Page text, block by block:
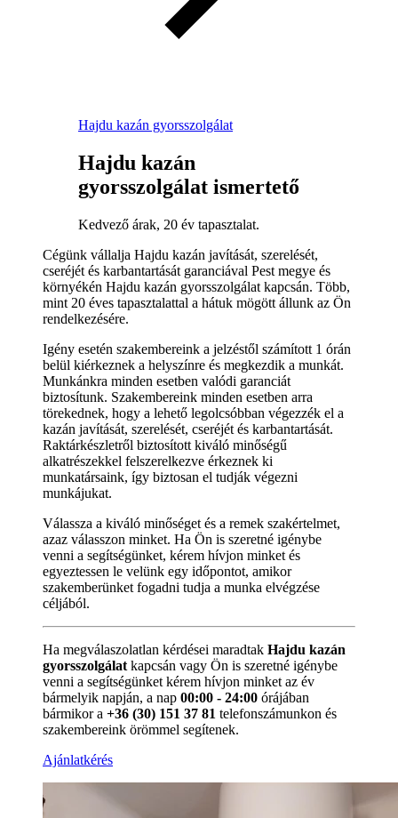
Hajdu kazán gyorsszolgálat
Hajdu kazán
gyorsszolgálat ismertető
Kedvező árak, 20 év tapasztalat.
Cégünk vállalja Hajdu kazán javítását, szerelését,
cseréjét és karbantartását garanciával Pest megye és
környékén Hajdu kazán gyorsszolgálat kapcsán. Több,
mint 20 éves tapasztalattal a hátuk mögött állunk az Ön
rendelkezésére.
Igény esetén szakembereink a jelzéstől számított 1 órán
belül kiérkeznek a helyszínre és megkezdik a munkát.
Munkánkra minden esetben valódi garanciát
biztosítunk. Szakembereink minden esetben arra
törekednek, hogy a lehető legolcsóbban végezzék el a
kazán javítását, szerelését, cseréjét és karbantartását.
Raktárkészletről biztosított kiváló minőségű
alkatrészekkel felszerelkezve érkeznek ki
munkatársaink, így biztosan el tudják végezni
munkájukat.
Válassza a kiváló minőséget és a remek szakértelmet,
azaz válasszon minket. Ha Ön is szeretné igénybe
venni a segítségünket, kérem hívjon minket és
egyeztessen le velünk egy időpontot, amikor
szakemberünket fogadni tudja a munka elvégzése
céljából.
Ha megválaszolatlan kérdései maradtak Hajdu kazán
gyorsszolgálat kapcsán vagy Ön is szeretné igénybe
venni a segítségünket kérem hívjon minket az év
bármelyik napján, a nap 00:00 - 24:00 órájában
bármikor a +36 (30) 151 37 81 telefonszámunkon és
szakembereink örömmel segítenek.
Ajánlatkérés